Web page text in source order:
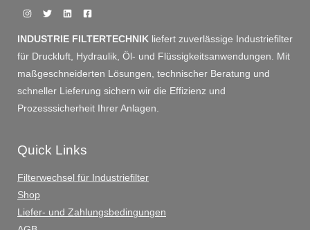
INDUSTRIE FILTERTECHNIK liefert zuverlässige Industriefilter
für Druckluft, Hydraulik, Öl- und Flüssigkeitsanwendungen. Mit
maßgeschneiderten Lösungen, technischer Beratung und
schneller Lieferung sichern wir die Effizienz und
Prozesssicherheit Ihrer Anlagen.
Quick Links
Filterwechsel für Industriefilter
Shop
Liefer- und Zahlungsbedingungen